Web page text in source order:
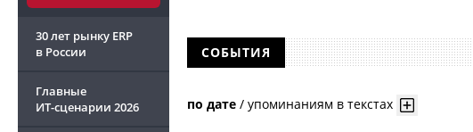
30 лет рынку ERP
в России
Главные
ИТ-сценарии 2026
СОБЫТИЯ
по дате / упоминаниям в текстах